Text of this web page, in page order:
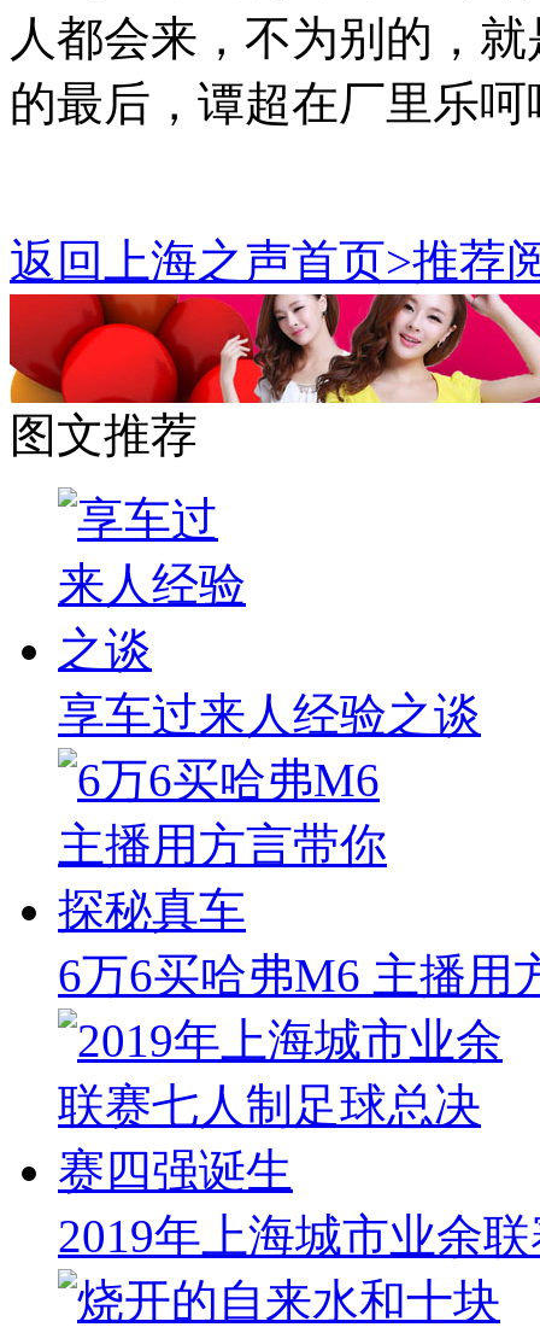
人都会来，不为别的，
的最后，谭超在厂里乐
返回上海之声首页>推荐
图文推荐
享车过来人经验之谈
6万6买哈弗M6 主播用
2019年上海城市业余